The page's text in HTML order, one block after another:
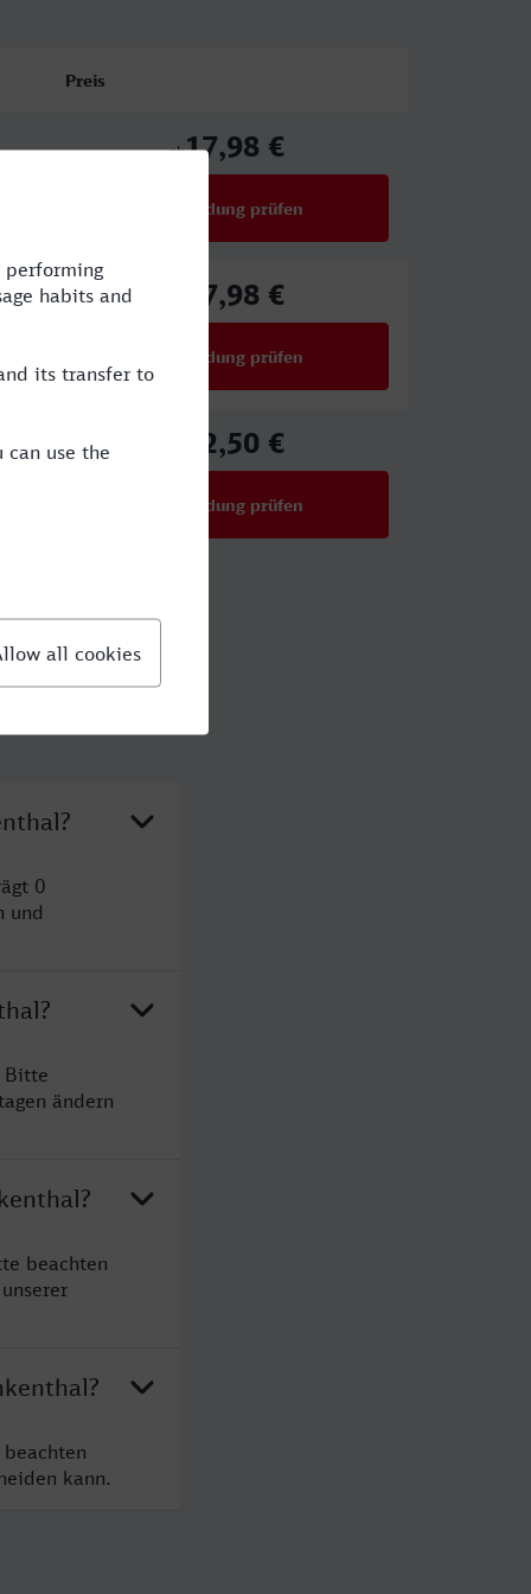
Preis
ab17,98 €
Verbindung prüfen
17,98 €
Verbindung prüfen
22,50 €
Verbindung prüfen
0
und
Bitte
ändern
beachten
kann.